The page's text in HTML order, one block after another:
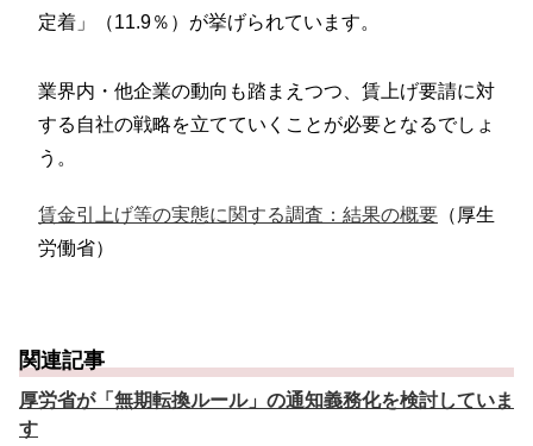
定着」（11.9％）が挙げられています。
業界内・他企業の動向も踏まえつつ、賃上げ要請に対
する自社の戦略を立てていくことが必要となるでしょ
う。
賃金引上げ等の実態に関する調査：結果の概要 （厚生
労働省）
関連記事
厚労省が「無期転換ルール」の通知義務化を検討していま
す